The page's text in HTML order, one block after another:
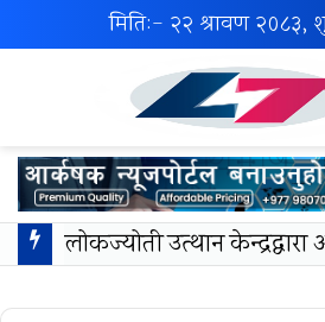
मिति:- २२ श्रावण २०८३,